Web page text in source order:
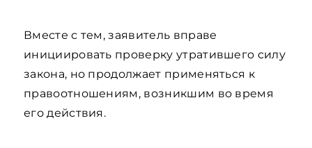
Вместе с тем, заявитель вправе
инициировать проверку утратившего силу
закона, но продолжает применяться к
правоотношениям, возникшим во время
его действия.